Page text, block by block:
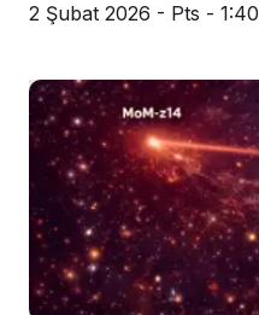
2 Şubat 2026 - Pts - 1:40